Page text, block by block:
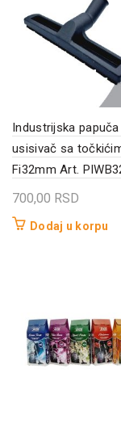
Industrijska
usisivač sa
Fi32mm Art.
700,00 RSD
Dodaj u korpu